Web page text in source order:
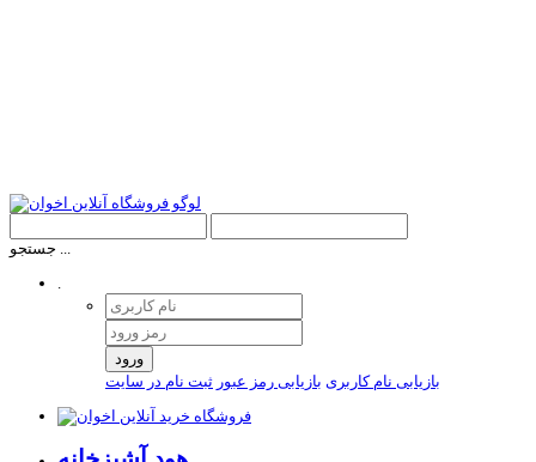
جستجو ...
.
ورود
بازیابی نام کاربری بازیابی رمز عبور ثبت نام در سایت